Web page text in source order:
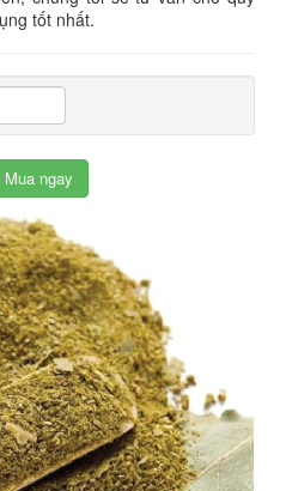
tốt nhất.
Mua ngay